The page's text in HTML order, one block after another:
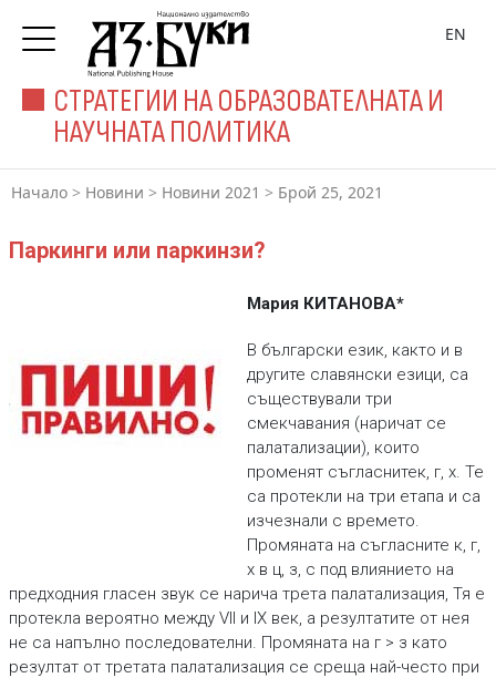
СТРАТЕГИИ НА ОБРАЗОВАТЕЛНАТА И
НАУЧНАТА ПОЛИТИКА
EN
Начало > Новини > Новини 2021 > Брой 25, 2021
Паркинги или паркинзи?
Мария КИТАНОВА*
В български език, както и в
другите славянски езици, са
съществували три
смекчавания (наричат се
палатализации), които
променят съгласнитек, г, х. Те
са протекли на три етапа и са
изчезнали с времето.
Промяната на съгласните к, г,
х в ц, з, с под влиянието на
предходния гласен звук се нарича трета палатализация, Тя е
протекла вероятно между VII и IX век, а резултатите от нея
не са напълно последователни. Промяната на г > з като
резултат от третата палатализация се среща най-често при